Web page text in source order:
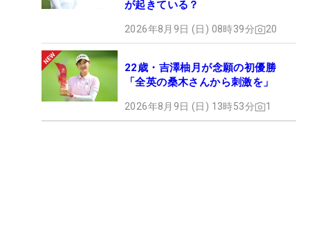
が起きている？
2026年8月9日 (日) 08時39分 20
22歳・吉澤柚月が念願の初優勝
「全英の桑木さんから刺激を」
2026年8月9日 (日) 13時53分 1